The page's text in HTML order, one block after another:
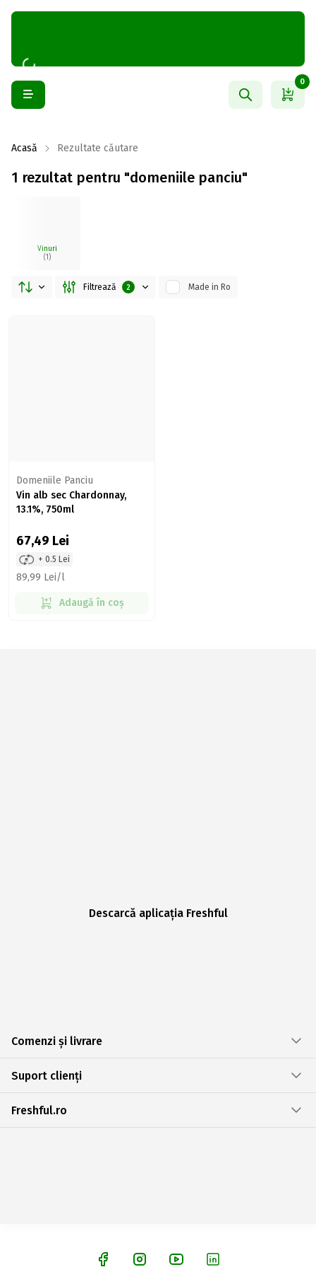
0
Acasă Rezultate căutare
1 rezultat pentru "domeniile panciu"
Vinuri
(1)
Filtrează 2 Made in Ro
Domeniile Panciu
Vin alb sec Chardonnay,
13.1%, 750ml
67,49 Lei
+ 0.5 Lei
89,99 Lei/l
Adaugă în coș
Descarcă aplicația Freshful
Comenzi și livrare
Suport clienți
Freshful.ro